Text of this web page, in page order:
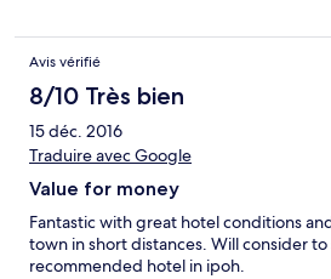
Avis vérifié
8/10 Très bien
15 déc. 2016
Traduire avec Google
Value for money
Fantastic with great hotel conditions
town in short distances. Will consider
recommended hotel in ipoh.